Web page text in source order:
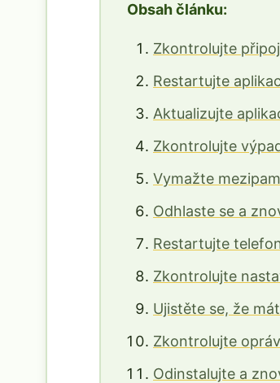
Obsah článku:
Zkontrolujte
Restartujte
Aktualizujte
Zkontrolujte
Vymažte
Odhlaste se a
Restartujte
Zkontrolujte
Ujistěte se, že
Zkontrolujte
Odinstalujte a